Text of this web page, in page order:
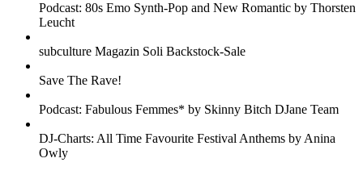
Podcast: 80s Emo Synth-Pop and New Romantic by Thorsten
Leucht
subculture Magazin Soli Backstock-Sale
Save The Rave!
Podcast: Fabulous Femmes* by Skinny Bitch DJane Team
DJ-Charts: All Time Favourite Festival Anthems by Anina
Owly